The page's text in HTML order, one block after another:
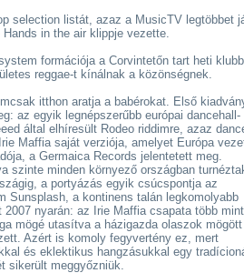
selection listát, azaz a MusicTV legtöbbet
in the air klippje vezette.
formációja a Corvintetőn tart heti
reggae-t kínálnak a közönségnek.
itthon aratja a babérokat. Első
az egyik legnépszerűbb európai dancehall-
által elhíresült Rodeo riddimre, azaz
Maffia saját verziója, amelyet Európa
a Germaica Records jelentetett meg.
szinte minden környező országban
a portyázás egyik csúcspontja az
Sunsplash, a kontinens talán legkomolyabb
2007 nyarán: az Irie Maffia csapata több
mögé utasítva a házigazda olaszok
Azért is komoly fegyvertény ez, mert
és eklektikus hangzásukkal egy
sikerült meggyőzniük.